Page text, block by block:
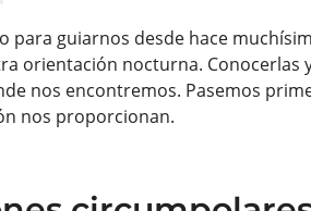
para guiarnos desde hace
orientación nocturna. Conocerlas
nos encontremos. Pasemos
nos proporcionan.